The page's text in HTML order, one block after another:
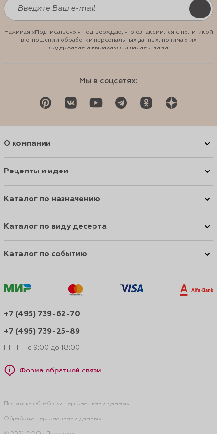
Нажимая «Подписаться» я подтверждаю, что ознакомился с политикой
в отношении обработки персональных данных, понимаю их
содержание и выражаю согласие с ними
Мы в соцсетях:
О компании
Рецепты и идеи
Каталог по назначению
Каталог по виду десерта
Каталог по событию
+7 (495) 739-62-70
+7 (495) 739-25-89
ПН-ПТ с 9:00 до 18:00
Форма обратной связи
Политика обработки персональных данных
Обработка персональных данных